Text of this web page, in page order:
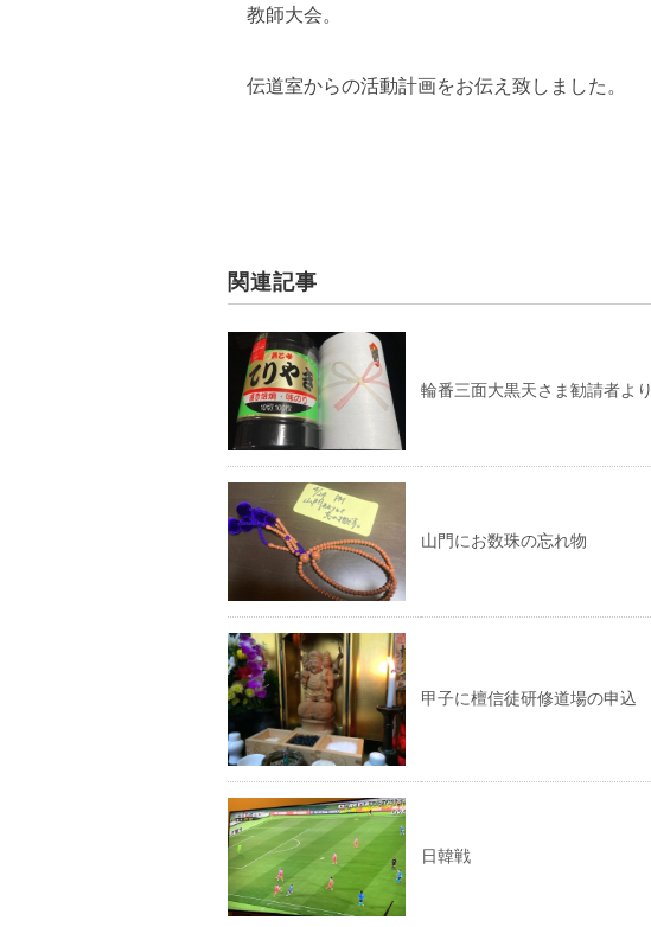
教師大会。
伝道室からの活動計画をお伝え致しました。
関連記事
輪番三面大黒天さま勧請者より
山門にお数珠の忘れ物
甲子に檀信徒研修道場の申込
日韓戦